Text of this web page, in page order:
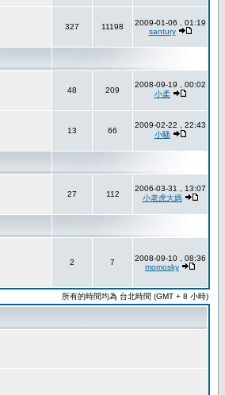
327 11198
2009-01-06 , 01:19
santury
48 209
2008-09-19 , 00:02
小柔
13 66
2009-02-22 , 22:43
小騷
27 112
2006-03-31 , 13:07
小老虎大媽
2 7
2008-09-10 , 08:36
momosky
所有的時間均為 台北時間 (GMT + 8 小時)